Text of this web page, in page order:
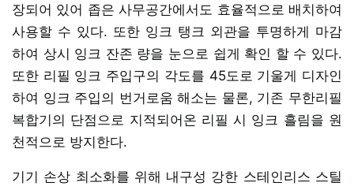
장되어 있어 좁은 사무공간에서도 효율적으로 배치하여
사용할 수 있다. 또한 잉크 탱크 외관을 투명하게 마감
하여 상시 잉크 잔존 량을 눈으로 쉽게 확인 할 수 있다.
또한 리필 잉크 주입구의 각도를 45도로 기울게 디자인
하여 잉크 주입의 번거로움 해소는 물론, 기존 무한리필
복합기의 단점으로 지적되어온 리필 시 잉크 흘림을 원
천적으로 방지한다.
기기 손상 최소화를 위해 내구성 강한 스테인리스 스틸